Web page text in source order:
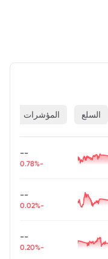
السلع المؤشرات
--
-0.78%
--
-0.02%
--
-0.20%